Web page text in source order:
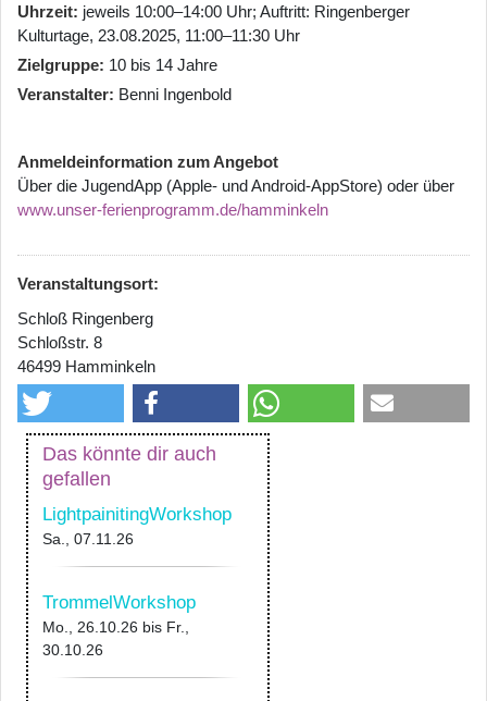
Uhrzeit jeweils 10:00–14:00 Uhr; Auftritt: Ringenberger
Kulturtage, 23.08.2025, 11:00–11:30 Uhr
Zielgruppe 10 bis 14 Jahre
Veranstalter Benni Ingenbold
Anmeldeinformation zum Angebot
Über die JugendApp (Apple- und Android-AppStore) oder über
www.unser-ferienprogramm.de/hamminkeln
Veranstaltungsort:
Schloß Ringenberg
Schloßstr. 8
46499 Hamminkeln
Das könnte dir auch
gefallen
LightpainitingWorkshop
Sa., 07.11.26
TrommelWorkshop
Mo., 26.10.26 bis Fr.,
30.10.26